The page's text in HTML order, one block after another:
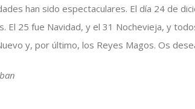
han sido espectaculares. El día 24 de
El 25 fue Navidad, y el 31 Nochevieja, y
y, por último, los Reyes Magos. Os